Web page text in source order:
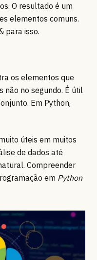
O resultado é um
elementos comuns.
para isso.
os elementos que
não no segundo. É útil
Em Python,
úteis em muitos
de dados até
Compreender
em Python